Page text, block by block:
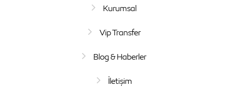
Kurumsal
Vip Transfer
Blog & Haberler
İletişim